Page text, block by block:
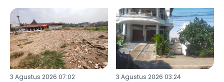
3 Agustus 2026 07:02 3 Agustus 2026 03:24